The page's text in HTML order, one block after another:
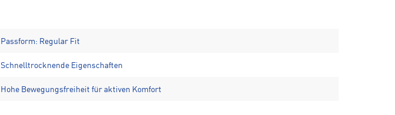
Passform: Regular Fit
Schnelltrocknende Eigenschaften
Hohe Bewegungsfreiheit für aktiven Komfort